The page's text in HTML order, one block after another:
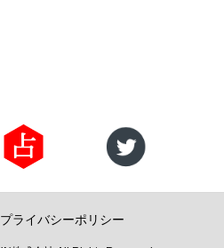
プライバシーポリシー